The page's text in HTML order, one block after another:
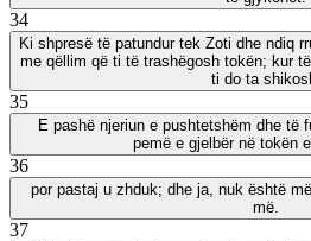
34
Ki shpresë të patundur tek Zoti dhe ndiq
me qëllim që ti të trashëgosh tokën; kur
ti do ta
35
E pashë njeriun e pushtetshëm dhe të
pemë e gjelbër në tokën
36
por pastaj u zhduk; dhe ja, nuk është
më.
37